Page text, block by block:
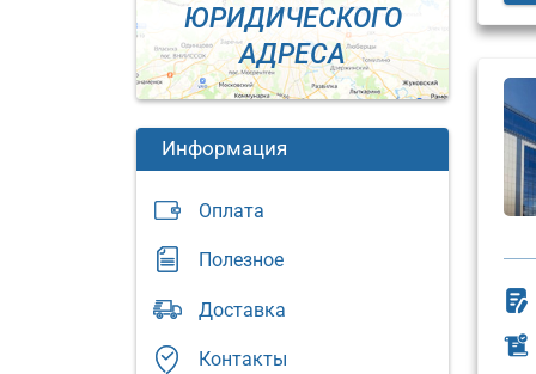
ЮРИДИЧЕСКОГО
АДРЕСА
Информация
Оплата
Полезное
Доставка
Контакты
адрес:
Москва,
адрес: